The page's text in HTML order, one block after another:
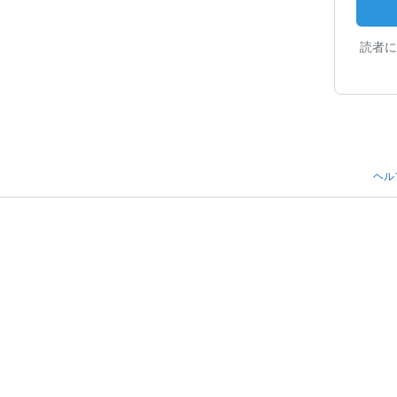
読者
ヘル